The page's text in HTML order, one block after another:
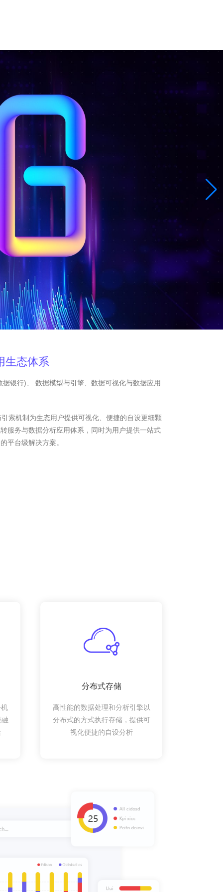
生态体系
银行)、 数据模型与引擎、数据可视化与数据应用
索机制为生态用户提供可视化、便捷的自设更细颗
服务与数据分析应用体系，同时为用户提供一站式
平台级解决方案。
分布式存储
高性能的数据处理和分析引擎以
分布式的方式执行存储，提供可
视化便捷的自设分析